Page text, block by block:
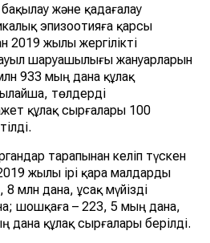
және қадағалау
эпизоотияға қарсы
жылы жергілікті
шаруашылығы жануарларын
933 мың дана құлақ
төлдерді
құлақ сырғалары 100
тарапынан келіп түскен
жылы ірі қара малдарды
млн дана, ұсақ мүйізді
шошқаға – 223, 5 мың дана,
дана құлақ сырғалары берілді.